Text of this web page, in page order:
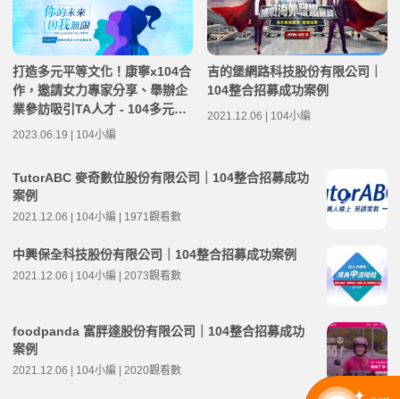
打造多元平等文化！康寧x104合
作，邀請女力專家分享、舉辦企
業參訪吸引TA人才 - 104多元徵
才案例
2023.06.19 | 104小編
吉的堡網路科技股份有限公司｜
104整合招募成功案例
2021.12.06 | 104小編
TutorABC 麥奇數位股份有限公司｜104整合招募成功
案例
2021.12.06 | 104小編 | 1971觀看數
中興保全科技股份有限公司｜104整合招募成功案例
2021.12.06 | 104小編 | 2073觀看數
foodpanda 富胖達股份有限公司｜104整合招募成功
案例
2021.12.06 | 104小編 | 2020觀看數